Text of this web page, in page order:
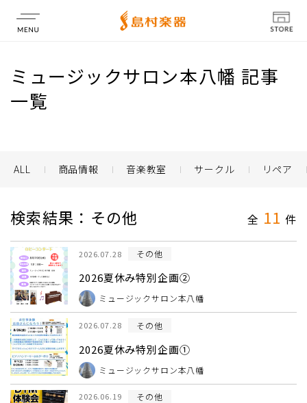
店舗情報
ミュージックサロン本八幡 記事
一覧
ALL 商品情報 音楽教室 サークル リペア
検索結果：その他 全 11 件
2026.07.28 その他
2026夏休み特別企画②
ミュージックサロン本八幡
2026.07.28 その他
2026夏休み特別企画①
ミュージックサロン本八幡
2026.06.19 その他